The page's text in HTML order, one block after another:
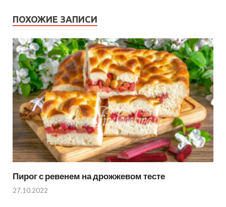
ПОХОЖИЕ ЗАПИСИ
Пирог с ревенем на дрожжевом тесте
27.10.2022